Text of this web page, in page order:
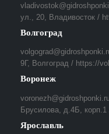
ул., 20, Владивосток /
Волгоград
9Г, Волгоград / https://
Воронеж
Брусилова, д.4Б,
Ярославль